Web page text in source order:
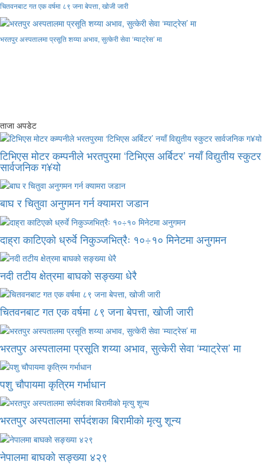
चितवनबाट गत एक वर्षमा ८९ जना बेपत्ता, खोजी जारी
भरतपुर अस्पतालमा प्रसूति शय्या अभाव, सुत्केरी सेवा ‘म्याट्रेस’ मा
ताजा अपडेट
टिभिएस मोटर कम्पनीले भरतपुरमा ‘टिभिएस अर्बिटर’ नयाँ विद्युतीय स्कुटर
सार्वजनिक ग¥यो
बाघ र चितुवा अनुगमन गर्न क्यामरा जडान
दाह्रा काटिएको ध्रुर्वे निकुञ्जभित्रैः १०÷१० मिनेटमा अनुगमन
नदी तटीय क्षेत्रमा बाघको सङ्ख्या धेरै
चितवनबाट गत एक वर्षमा ८९ जना बेपत्ता, खोजी जारी
भरतपुर अस्पतालमा प्रसूति शय्या अभाव, सुत्केरी सेवा ‘म्याट्रेस’ मा
पशु चौपायमा कृत्रिम गर्भाधान
भरतपुर अस्पतालमा सर्पदंशका बिरामीको मृत्यु शून्य
नेपालमा बाघको सङ्ख्या ४२९